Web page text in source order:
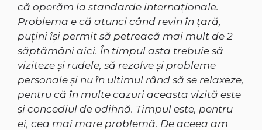
că operăm la standarde internaționale.
Problema e că atunci când revin în țară,
puțini își permit să petreacă mai mult de 2
săptămâni aici. În timpul asta trebuie să
viziteze și rudele, să rezolve și probleme
personale și nu în ultimul rând să se relaxeze,
pentru că în multe cazuri aceasta vizită este
și concediul de odihnă. Timpul este, pentru
ei, cea mai mare problemă. De aceea am